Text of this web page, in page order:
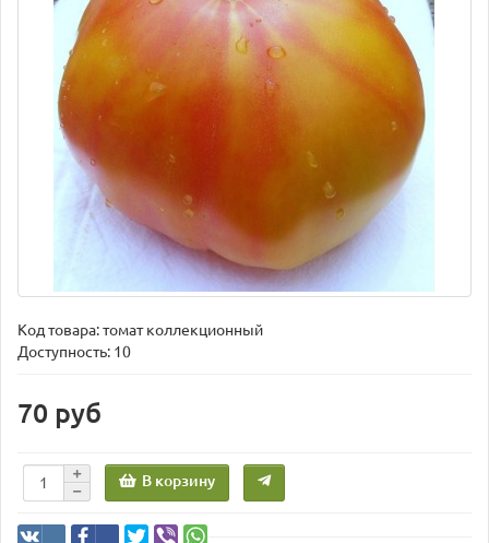
Код товара:томат коллекционный
Доступность: 10
70 руб
В корзину